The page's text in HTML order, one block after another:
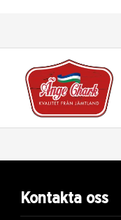
Kontakta oss